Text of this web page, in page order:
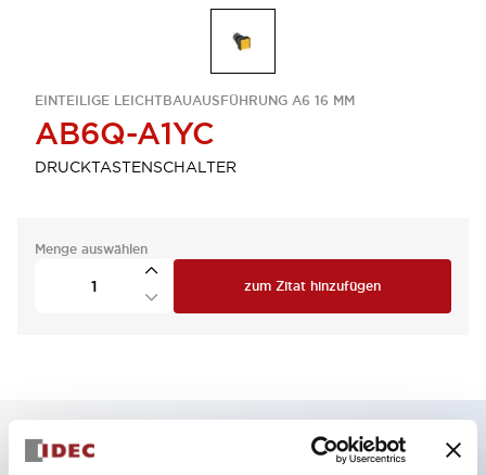
EINTEILIGE LEICHTBAUAUSFÜHRUNG A6 16 MM
AB6Q-A1YC
DRUCKTASTENSCHALTER
Menge auswählen
zum Zitat hinzufügen